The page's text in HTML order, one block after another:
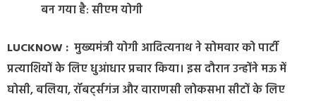
बन गया है: सीएम योगी
LUCKNOW : मुख्यमंत्री योगी आदित्यनाथ ने सोमवार को पार्टी
प्रत्याशियों के लिए धुआंधार प्रचार किया। इस दौरान उन्होंने मऊ में
घोसी, बलिया, रॉबर्ट्सगंज और वाराणसी लोकसभा सीटों के लिए